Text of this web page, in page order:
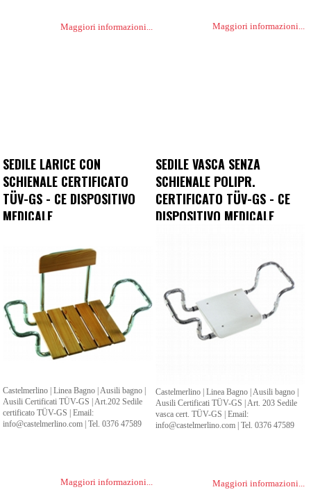
Maggiori informazioni... Maggiori informazioni...
SEDILE LARICE CON
SCHIENALE CERTIFICATO
TÜV-GS - CE DISPOSITIVO
MEDICALE
Castelmerlino | Linea Bagno | Ausili bagno |
Ausili Certificati TÜV-GS | Art.202 Sedile
certificato TÜV-GS | Email:
info@castelmerlino.com | Tel. 0376 47589
Maggiori informazioni...
SEDILE VASCA SENZA
SCHIENALE POLIPR.
CERTIFICATO TÜV-GS - CE
DISPOSITIVO MEDICALE
Castelmerlino | Linea Bagno | Ausili bagno |
Ausili Certificati TÜV-GS | Art. 203 Sedile
vasca cert. TÜV-GS | Email:
info@castelmerlino.com | Tel. 0376 47589
Maggiori informazioni...